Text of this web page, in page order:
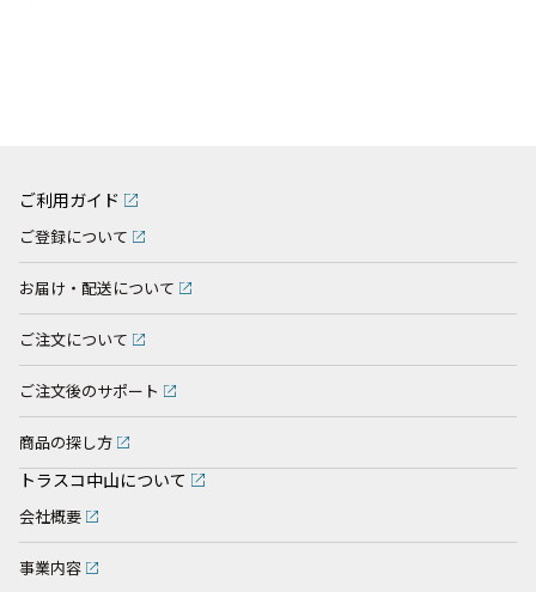
ご利用ガイド
ご登録について
お届け・配送について
ご注文について
ご注文後のサポート
商品の探し方
トラスコ中山について
会社概要
事業内容